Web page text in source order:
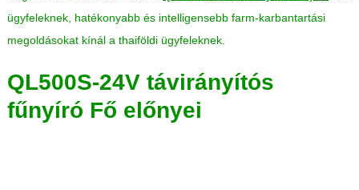
ügyfeleknek, hatékonyabb és intelligensebb farm-karbantartási
megoldásokat kínál a thaiföldi ügyfeleknek.
QL500S-24V távirányítós
fűnyíró Fő előnyei